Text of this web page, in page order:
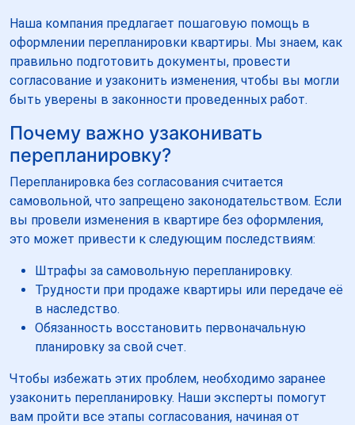
Наша компания предлагает пошаговую помощь в
оформлении перепланировки квартиры. Мы знаем, как
правильно подготовить документы, провести
согласование и узаконить изменения, чтобы вы могли
быть уверены в законности проведенных работ.
Почему важно узаконивать
перепланировку?
Перепланировка без согласования считается
самовольной, что запрещено законодательством. Если
вы провели изменения в квартире без оформления,
это может привести к следующим последствиям:
Штрафы за самовольную перепланировку.
Трудности при продаже квартиры или передаче её
в наследство.
Обязанность восстановить первоначальную
планировку за свой счет.
Чтобы избежать этих проблем, необходимо заранее
узаконить перепланировку. Наши эксперты помогут
вам пройти все этапы согласования, начиная от